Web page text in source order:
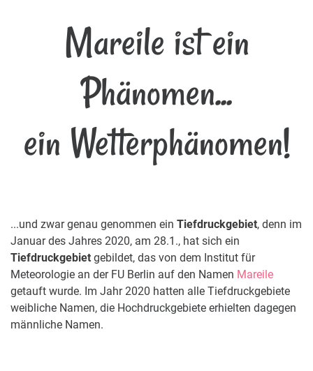
Mareile ist ein
Phänomen...
ein Wetterphänomen!
...und zwar genau genommen ein Tiefdruckgebiet, denn im
Januar des Jahres 2020, am 28.1., hat sich ein
Tiefdruckgebiet gebildet, das von dem Institut für
Meteorologie an der FU Berlin auf den Namen Mareile
getauft wurde. Im Jahr 2020 hatten alle Tiefdruckgebiete
weibliche Namen, die Hochdruckgebiete erhielten dagegen
männliche Namen.